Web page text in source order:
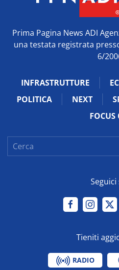
Prima Pagina News ADI
una testata registrata
6/
INFRASTRUTTURE
POLITICA
NEXT
FOCUS
Seguici
Tieniti
RADIO